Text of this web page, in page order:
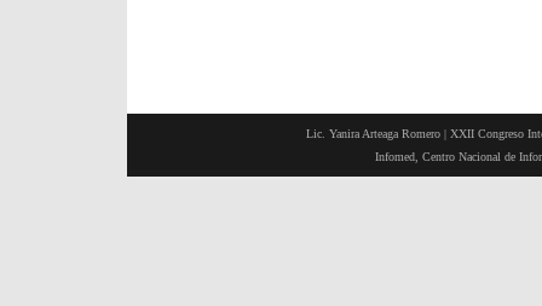
Lic. Yanira Arteaga Romero | XXII Congreso
Infomed, Centro Nacional de